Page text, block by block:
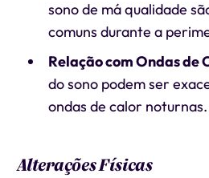
sono de má qualidade
comuns durante a
Relação com Ondas de
do sono podem ser
ondas de calor noturnas.
Alterações Físicas